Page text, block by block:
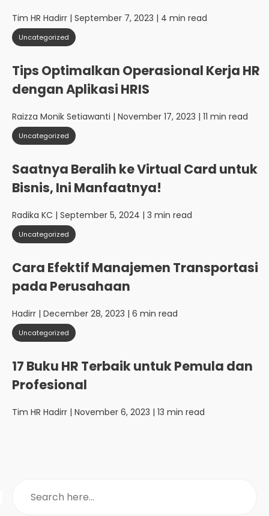
Tim HR Hadirr | September 7, 2023 | 4 min read
Uncategorized
Tips Optimalkan Operasional Kerja HR
dengan Aplikasi HRIS
Raizza Monik Setiawanti | November 17, 2023 | 11 min read
Uncategorized
Saatnya Beralih ke Virtual Card untuk
Bisnis, Ini Manfaatnya!
Radika KC | September 5, 2024 | 3 min read
Uncategorized
Cara Efektif Manajemen Transportasi
pada Perusahaan
Hadirr | December 28, 2023 | 6 min read
Uncategorized
17 Buku HR Terbaik untuk Pemula dan
Profesional
Tim HR Hadirr | November 6, 2023 | 13 min read